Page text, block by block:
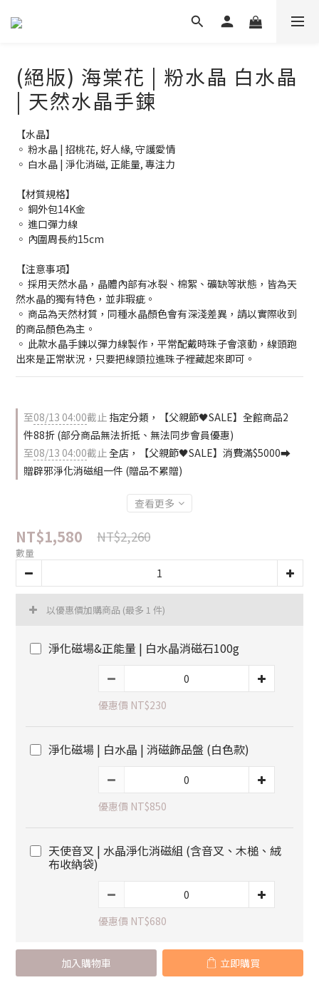
(絕版) 海棠花 | 粉水晶 白水晶
| 天然水晶手鍊
【水晶】
◦ 粉水晶 | 招桃花, 好人緣, 守護愛情
◦ 白水晶 | 淨化消磁, 正能量, 專注力
【材質規格】
◦ 銅外包14K金
◦ 進口彈力線
◦ 內圍周長約15cm
【注意事項】
◦ 採用天然水晶，晶體內部有冰裂、棉絮、礦缺等狀態，皆為天
然水晶的獨有特色，並非瑕疵。
◦ 商品為天然材質，同種水晶顏色會有深淺差異，請以實際收到
的商品顏色為主。
◦ 此款水晶手鍊以彈力線製作，平常配戴時珠子會滾動，線頭跑
出來是正常狀況，只要把線頭拉進珠子裡藏起來即可。
至08/13 04:00截止 指定分類，【父親節🖤SALE】全館商品2
件88折 (部分商品無法折抵、無法同步會員優惠)
至08/13 04:00截止全店，【父親節🖤SALE】消費滿$5000⮕
贈辟邪淨化消磁組一件 (贈品不累贈)
查看更多
NT$1,580 NT$2,260
數量
以優惠價加購商品 (最多 1 件)
淨化磁場&正能量 | 白水晶消磁石100g
優惠價 NT$230
淨化磁場 | 白水晶 | 消磁飾品盤 (白色款)
優惠價 NT$850
天使音叉 | 水晶淨化消磁組 (含音叉、木槌、絨
布收納袋)
優惠價 NT$680
加入購物車 立即購買